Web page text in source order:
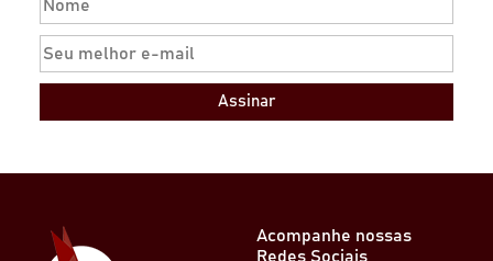
Assinar
Acompanhe nossas
Redes Sociais